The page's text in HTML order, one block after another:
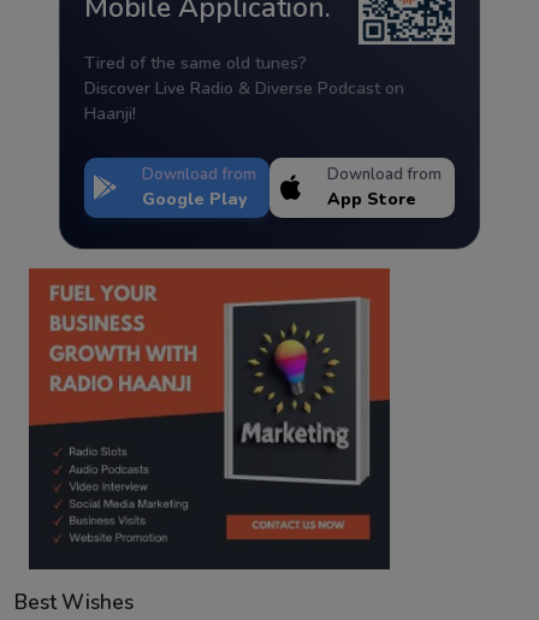
Mobile Application.
Tired of the same old tunes?
Discover Live Radio & Diverse Podcast on
Haanji!
Download from
Google Play
Download from
App Store
Best Wishes